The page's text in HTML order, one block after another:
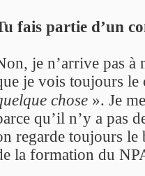
fais partie d’un
je n’arrive pas à
je vois toujours
chose ». Je
qu’il n’y a pas
regarde toujours le
la formation du